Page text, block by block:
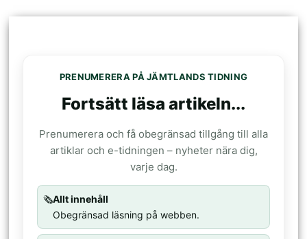
PRENUMERERA PÅ JÄMTLANDS TIDNING
Fortsätt läsa artikeln...
Prenumerera och få obegränsad tillgång till alla
artiklar och e-tidningen – nyheter nära dig,
varje dag.
🗞️Allt innehåll
Obegränsad läsning på webben.